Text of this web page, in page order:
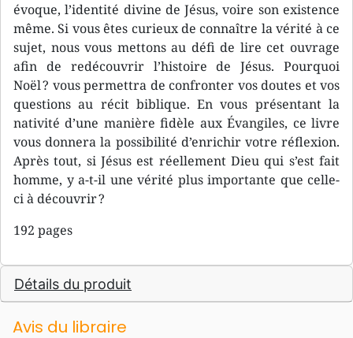
évoque, l’identité divine de Jésus, voire son existence
même. Si vous êtes curieux de connaître la vérité à ce
sujet, nous vous mettons au défi de lire cet ouvrage
afin de redécouvrir l’histoire de Jésus. Pourquoi
Noël ? vous permettra de confronter vos doutes et vos
questions au récit biblique. En vous présentant la
nativité d’une manière fidèle aux Évangiles, ce livre
vous donnera la possibilité d’enrichir votre réflexion.
Après tout, si Jésus est réellement Dieu qui s’est fait
homme, y a-t-il une vérité plus importante que celle-
ci à découvrir ?
192 pages
Détails du produit
Avis du libraire